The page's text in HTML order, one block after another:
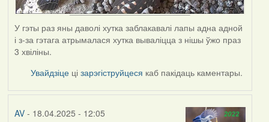
У гэты раз яны даволі хутка заблакавалі лапы адна адной
і з-за гэтага атрымалася хутка вываліцца з нішы ўжо праз
3 хвіліны.
Увайдзіце цізарэгіструйцеся каб пакідаць каментары.
AV- 18.04.2025 - 12:05